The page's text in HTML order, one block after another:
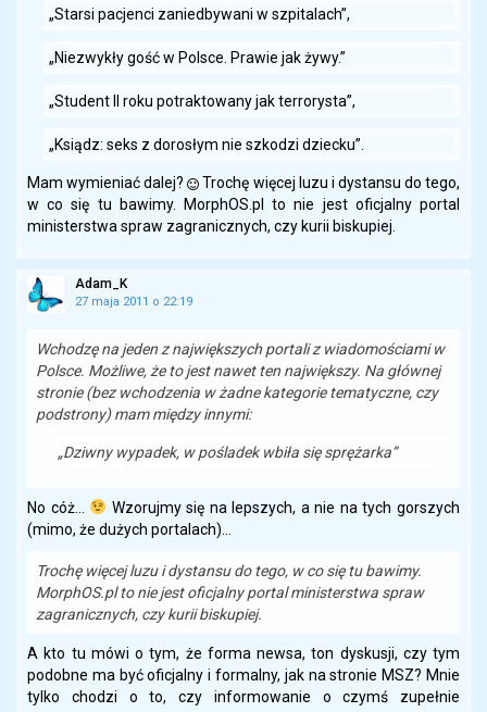
„Starsi pacjenci zaniedbywani w szpitalach”,
„Niezwykły gość w Polsce. Prawie jak żywy.”
„Student II roku potraktowany jak terrorysta”,
„Ksiądz: seks z dorosłym nie szkodzi dziecku”.
Mam wymieniać dalej?
Trochę więcej luzu i dystansu do tego,
w co się tu bawimy. MorphOS.pl to nie jest oficjalny portal
ministerstwa spraw zagranicznych, czy kurii biskupiej.
Adam_K
27 maja 2011 o 22:19
Wchodzę na jeden z największych portali z wiadomościami w
Polsce. Możliwe, że to jest nawet ten największy. Na głównej
stronie (bez wchodzenia w żadne kategorie tematyczne, czy
podstrony) mam między innymi:
„Dziwny wypadek, w pośladek wbiła się sprężarka”
No cóż…
Wzorujmy się na lepszych, a nie na tych gorszych
(mimo, że dużych portalach)…
Trochę więcej luzu i dystansu do tego, w co się tu bawimy.
MorphOS.pl to nie jest oficjalny portal ministerstwa spraw
zagranicznych, czy kurii biskupiej.
A kto tu mówi o tym, że forma newsa, ton dyskusji, czy tym
podobne ma być oficjalny i formalny, jak na stronie MSZ? Mnie
tylko chodzi o to, czy informowanie o czymś zupełnie